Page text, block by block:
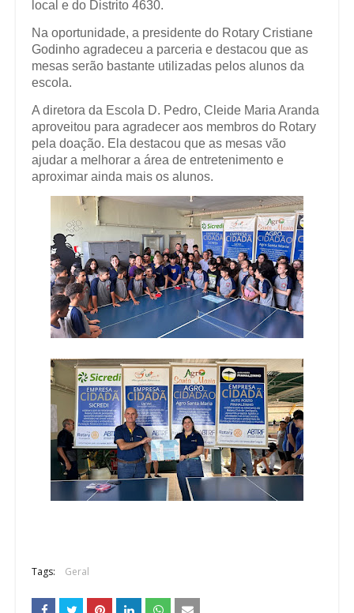
local e do Distrito 4630.
Na oportunidade, a presidente do Rotary Cristiane
Godinho agradeceu a parceria e destacou que as
mesas serão bastante utilizadas pelos alunos da
escola.
A diretora da Escola D. Pedro, Cleide Maria Aranda
aproveitou para agradecer aos membros do Rotary
pela doação. Ela destacou que as mesas vão
ajudar a melhorar a área de entretenimento e
aproximar ainda mais os alunos.
Tags: Geral